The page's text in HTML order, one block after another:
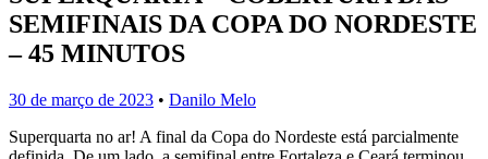
SEMIFINAIS DA COPA DO NORDESTE
– 45 MINUTOS
30 de março de 2023 • Danilo Melo
Superquarta no ar! A final da Copa do Nordeste está parcialmente